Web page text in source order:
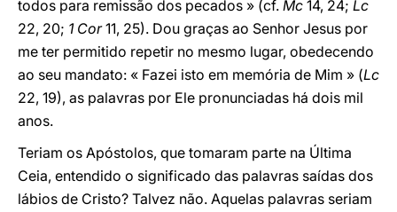
todos para remissão dos pecados » (cf. Mc 14, 24; Lc
22, 20; 1 Cor11, 25). Dou graças ao Senhor Jesus por
me ter permitido repetir no mesmo lugar, obedecendo
ao seu mandato: « Fazei isto em memória de Mim » (Lc
22, 19), as palavras por Ele pronunciadas há dois mil
anos.
Teriam os Apóstolos, que tomaram parte na Última
Ceia, entendido o significado das palavras saídas dos
lábios de Cristo? Talvez não. Aquelas palavras seriam